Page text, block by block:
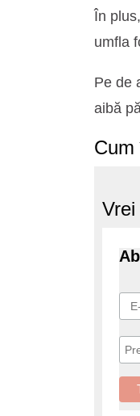
În
umfla
Pe de
aibă
Cum